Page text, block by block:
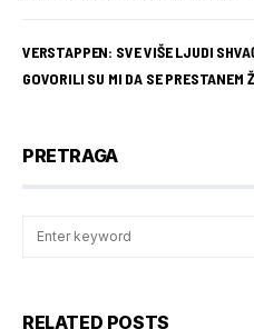
VERSTAPPEN: SVE VIŠE LJUDI
GOVORILI SU MI DA SE PRESTANEM
PRETRAGA
RELATED POSTS